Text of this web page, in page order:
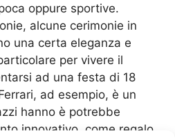
oppure sportive.
alcune cerimonie in
una certa eleganza e
per vivere il
ad una festa di 18
ad esempio, è un
hanno è potrebbe
innovativo, come regalo